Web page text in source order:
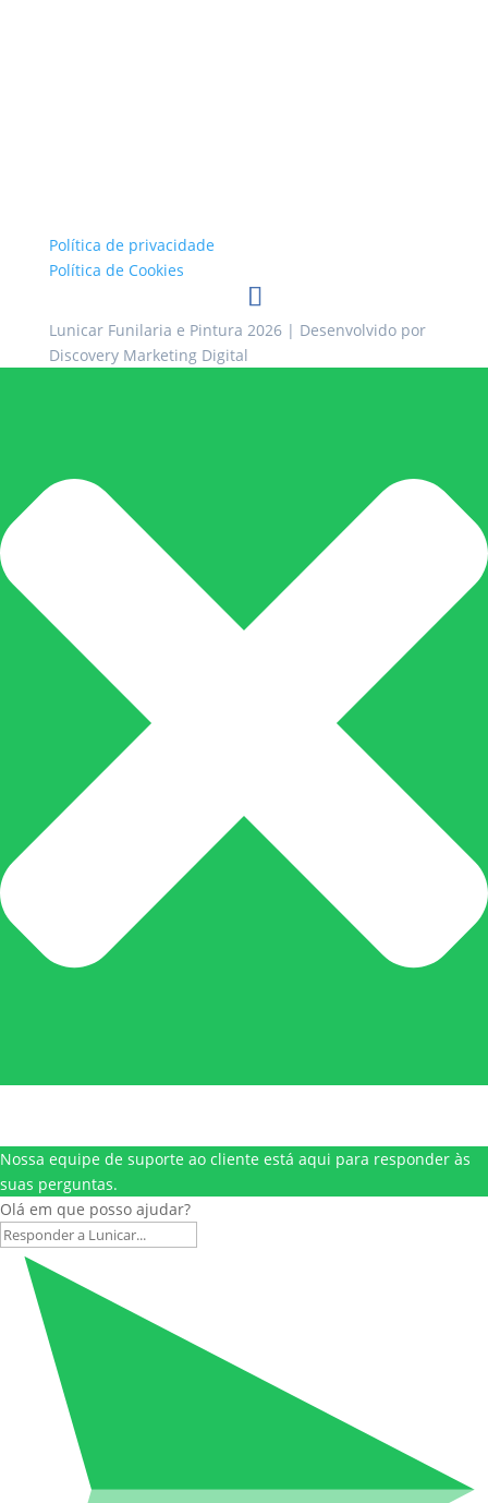
Política de privacidade
Política de Cookies
Lunicar Funilaria e Pintura 2026| Desenvolvido por
Discovery Marketing Digital
Nossa equipe de suporte ao cliente está aqui para responder às
suas perguntas.
Olá em que posso ajudar?